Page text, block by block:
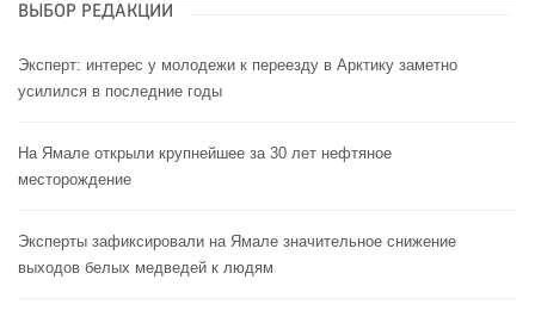
ВЫБОР РЕДАКЦИИ
Эксперт: интерес у молодежи к переезду в Арктику заметно
усилился в последние годы
На Ямале открыли крупнейшее за 30 лет нефтяное
месторождение
Эксперты зафиксировали на Ямале значительное снижение
выходов белых медведей к людям